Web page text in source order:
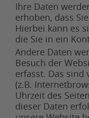
Ihre Daten
erhoben, dass
Hierbei kann es
die Sie in ein
Andere Daten
Besuch der
erfasst. Das sind
(z.B.
Uhrzeit des
dieser Daten